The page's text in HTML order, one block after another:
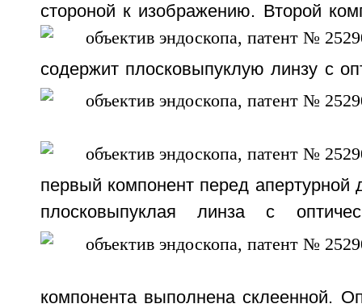
стороной к изображению. Второй
содержит плосковыпуклую линзу с
первый компонент перед апертурной
плосковыпуклая линза с
компонента выполнена склеенной.